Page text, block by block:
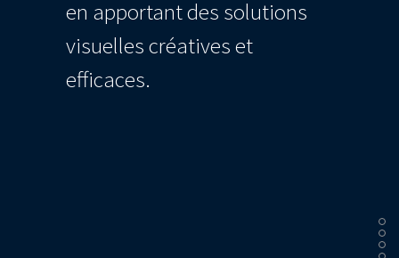
en apportant des solutions
visuelles créatives et
efficaces.